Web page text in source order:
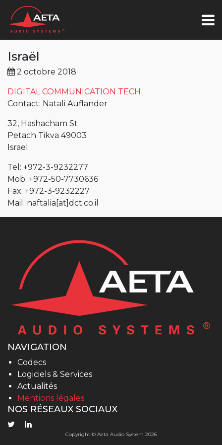
Israël
2 octobre 2018
DIGITAL COMMUNICATION TECH
Contact: Natali Auflander
32, Hashacham St
Petach Tikva 49003
Israel
Tel: +972-3-9232277
Mob: +972-50-7730636
Fax: +972-3-9232227
Mail: naftalia[at]dct.co.il
NAVIGATION
Codecs
Logiciels & Services
Actualités
Mentions légales
NOS RÉSEAUX SOCIAUX
Copyright © Aeta Audio System 2026